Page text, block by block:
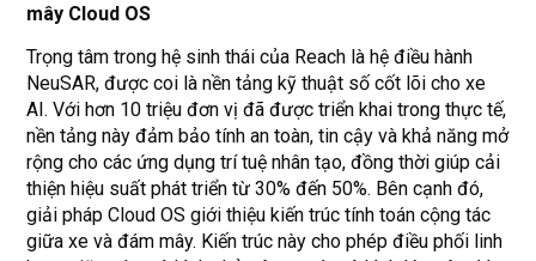
mây Cloud OS
Trọng tâm trong hệ sinh thái của Reach là hệ điều hành
NeuSAR, được coi là nền tảng kỹ thuật số cốt lõi cho xe
AI. Với hơn 10 triệu đơn vị đã được triển khai trong thực tế,
nền tảng này đảm bảo tính an toàn, tin cậy và khả năng mở
rộng cho các ứng dụng trí tuệ nhân tạo, đồng thời giúp cải
thiện hiệu suất phát triển từ 30% đến 50%. Bên cạnh đó,
giải pháp Cloud OS giới thiệu kiến trúc tính toán cộng tác
giữa xe và đám mây. Kiến trúc này cho phép điều phối linh